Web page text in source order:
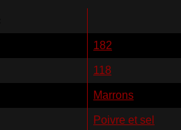
182
118
Marrons
Poivre et sel